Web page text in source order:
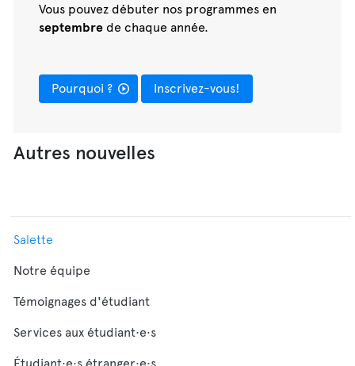
Vous pouvez débuter nos programmes en
septembre de chaque année.
Pourquoi ? Inscrivez-vous!
Autres nouvelles
Salette
Notre équipe
Témoignages d'étudiant
Services aux étudiant·e·s